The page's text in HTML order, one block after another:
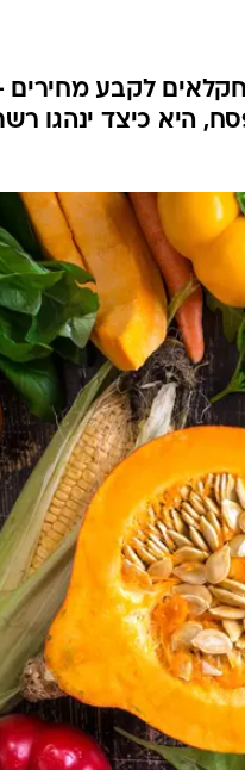
לקבע מחירים
היא כיצד ינהגו